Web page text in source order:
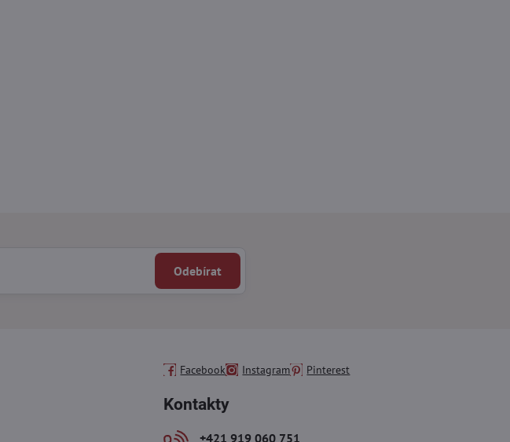
Odebírat
Facebook Instagram Pinterest
Kontakty
+421 919 060 751